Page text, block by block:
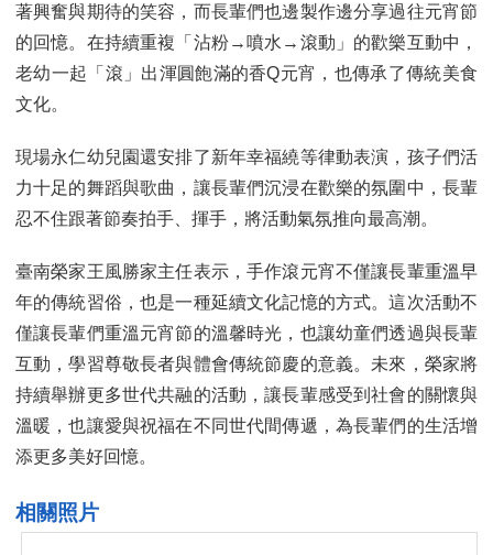
著興奮與期待的笑容，而長輩們也邊製作邊分享過往元宵節
的回憶。在持續重複「沾粉→噴水→滾動」的歡樂互動中，
老幼一起「滾」出渾圓飽滿的香Q元宵，也傳承了傳統美食
文化。
現場永仁幼兒園還安排了新年幸福繞等律動表演，孩子們活
力十足的舞蹈與歌曲，讓長輩們沉浸在歡樂的氛圍中，長輩
忍不住跟著節奏拍手、揮手，將活動氣氛推向最高潮。
臺南榮家王風勝家主任表示，手作滾元宵不僅讓長輩重溫早
年的傳統習俗，也是一種延續文化記憶的方式。這次活動不
僅讓長輩們重溫元宵節的溫馨時光，也讓幼童們透過與長輩
互動，學習尊敬長者與體會傳統節慶的意義。未來，榮家將
持續舉辦更多世代共融的活動，讓長輩感受到社會的關懷與
溫暖，也讓愛與祝福在不同世代間傳遞，為長輩們的生活增
添更多美好回憶。
相關照片